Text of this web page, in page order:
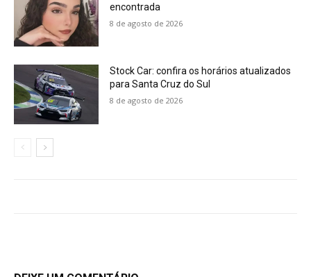
encontrada
8 de agosto de 2026
Stock Car: confira os horários atualizados
para Santa Cruz do Sul
8 de agosto de 2026